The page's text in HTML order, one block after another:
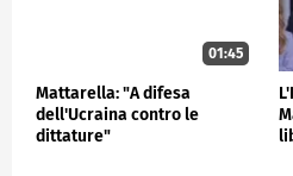
Gli ospiti hanno potuto
Banda Interforze, del Coro
Nazionale Alpini e della Jazz
Casa del Jazz di Roma.
01:45
Mattarella: "A difesa
dell'Ucraina contro le
dittature"